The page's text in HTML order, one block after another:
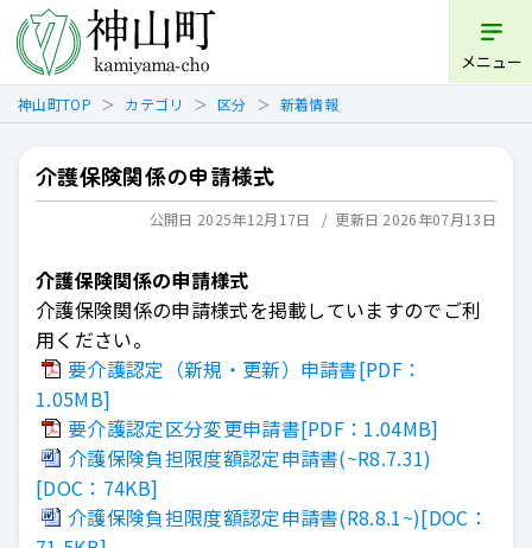
メニュー
神山町TOP カテゴリ 区分 新着情報
介護保険関係の申請様式
公開日 2025年12月17日 更新日 2026年07月13日
介護保険関係の申請様式
介護保険関係の申請様式を掲載していますのでご利
用ください。
要介護認定（新規・更新）申請書[PDF：
1.05MB]
要介護認定区分変更申請書[PDF：1.04MB]
介護保険負担限度額認定申請書(~R8.7.31)
[DOC：74KB]
介護保険負担限度額認定申請書(R8.8.1~)[DOC：